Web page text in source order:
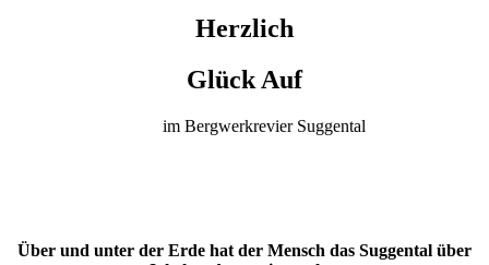
Herzlich
Glück Auf
im Bergwerkrevier Suggental
Über und unter der Erde hat der Mensch das Suggental über